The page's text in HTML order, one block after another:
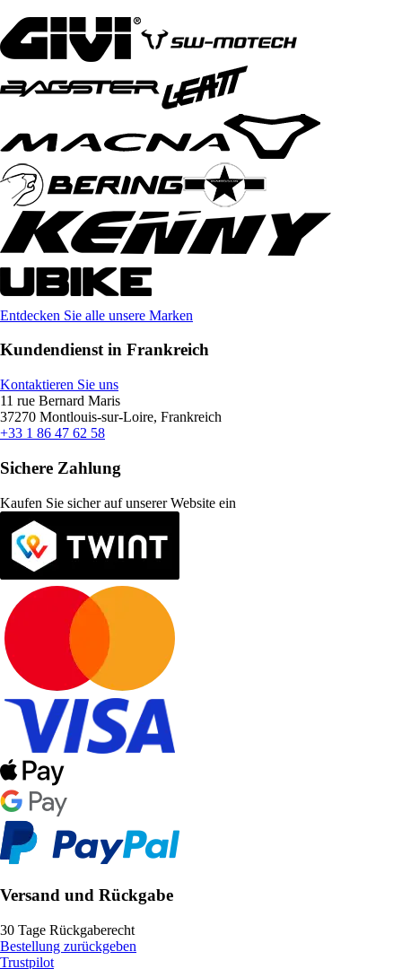
Entdecken Sie alle unsere Marken
Kundendienst in Frankreich
Kontaktieren Sie uns
11 rue Bernard Maris
37270 Montlouis-sur-Loire, Frankreich
+33 1 86 47 62 58
Sichere Zahlung
Kaufen Sie sicher auf unserer Website ein
Versand und Rückgabe
30 Tage Rückgaberecht
Bestellung zurückgeben
Trustpilot